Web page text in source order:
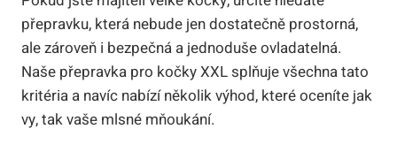
přepravku, která nebude jen dostatečně prostorná,
ale zároveň i bezpečná a jednoduše ovladatelná.
Naše přepravka pro kočky XXL splňuje všechna tato
kritéria a navíc nabízí několik výhod, které oceníte jak
vy, tak vaše mlsné mňoukání.